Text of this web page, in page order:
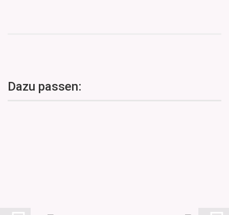
Dazu passen: